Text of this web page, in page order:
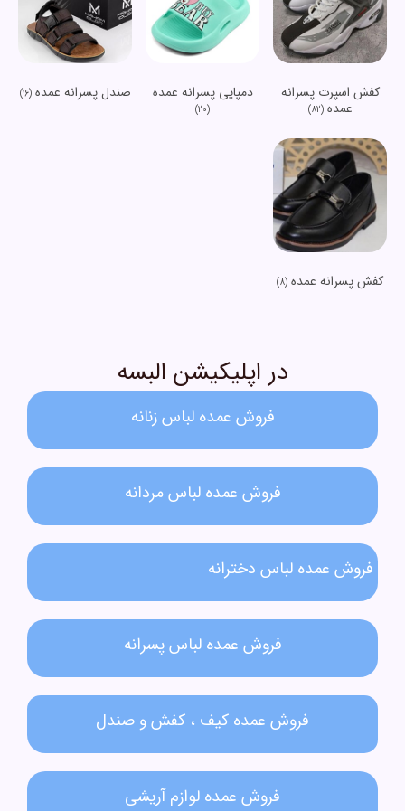
کفش اسپرت پسرانه
عمده(82)
دمپایی پسرانه عمده
(20)
صندل پسرانه عمده(16)
کفش پسرانه عمده (8)
در اپلیکیشن البسه
فروش عمده لباس زنانه​
فروش عمده لباس مردانه​
فروش عمده لباس دخترانه​
فروش عمده لباس پسرانه
فروش عمده کیف ، کفش و صندل
فروش عمده لوازم آریشی